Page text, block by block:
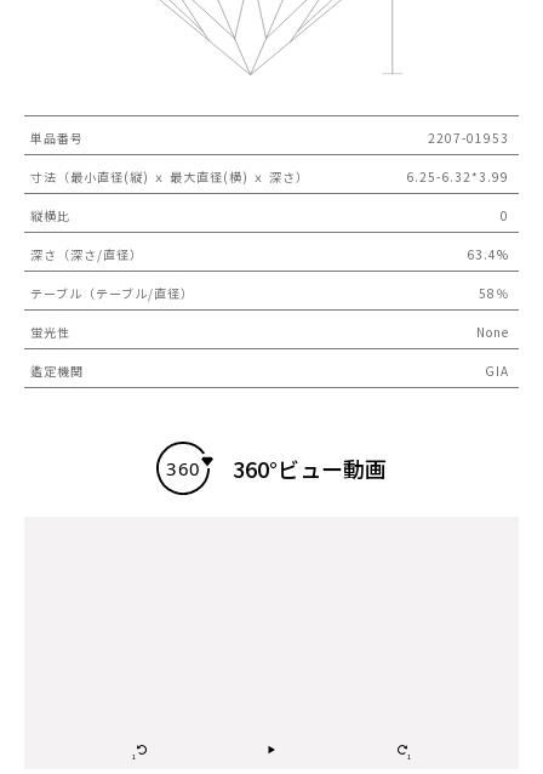
単品番号 2207-01953
寸法（最小直径(縦) ｘ 最大直径(横) ｘ 深さ） 6.25-6.32*3.99
縦横比 0
深さ（深さ/直径） 63.4%
テーブル（テーブル/直径） 58％
蛍光性 None
鑑定機関 GIA
360°ビュー動画